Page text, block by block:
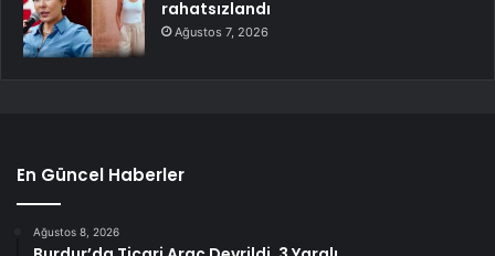
rahatsızlandı
Ağustos 7, 2026
En Güncel Haberler
Ağustos 8, 2026